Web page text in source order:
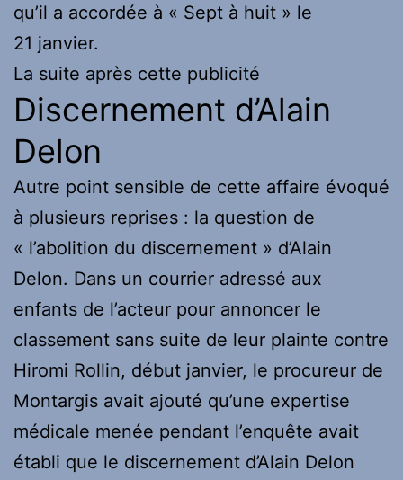
qu’il a accordée à « Sept à huit » le
21 janvier.
La suite après cette publicité
Discernement d’Alain
Delon
Autre point sensible de cette affaire évoqué
à plusieurs reprises : la question de
« l’abolition du discernement » d’Alain
Delon. Dans un courrier adressé aux
enfants de l’acteur pour annoncer le
classement sans suite de leur plainte contre
Hiromi Rollin, début janvier, le procureur de
Montargis avait ajouté qu’une expertise
médicale menée pendant l’enquête avait
établi que le discernement d’Alain Delon